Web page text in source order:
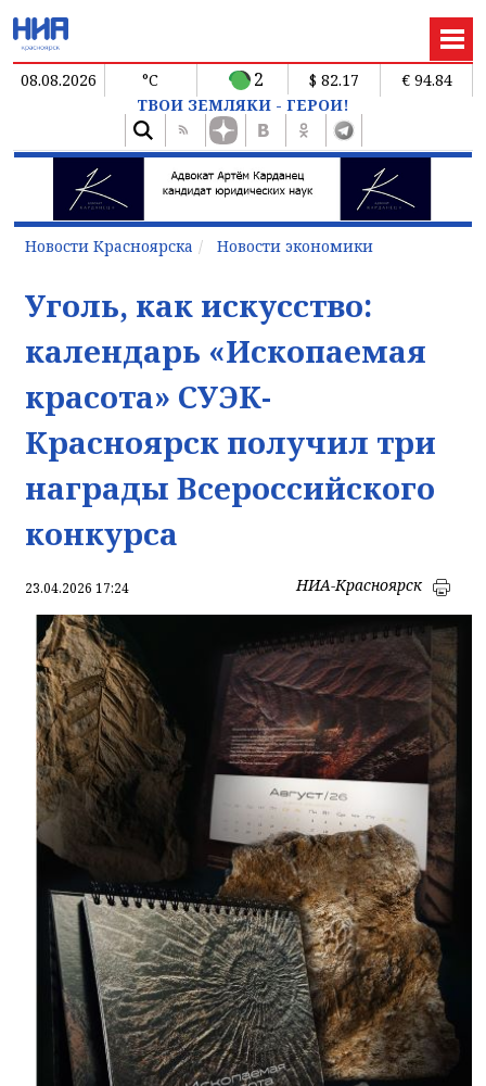
08.08.2026 °C 2 $ 82.17
€ 94.84
ТВОИ ЗЕМЛЯКИ - ГЕРОИ!
Новости Красноярска Новости экономики
Уголь, как искусство:
календарь «Ископаемая
красота» СУЭК-
Красноярск получил три
награды Всероссийского
конкурса
23.04.2026 17:24 НИА-Красноярск